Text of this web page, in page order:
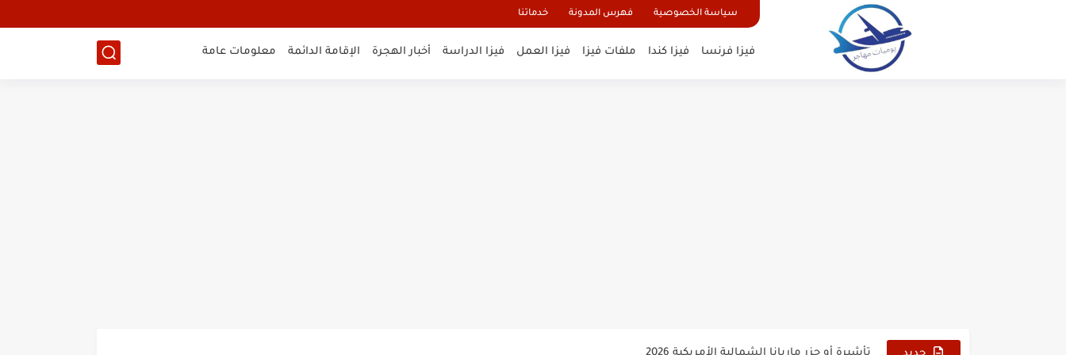
سياسة الخصوصية فهرس المدونة خدماتنا
فيزا فرنسا فيزا كندا ملفات فيزا فيزا العمل فيزا الدراسة أخبار الهجرة الإقامة الدائمة معلومات عامة